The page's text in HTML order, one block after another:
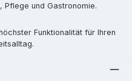
Pflege und Gastronomie.
Funktionalität für Ihren